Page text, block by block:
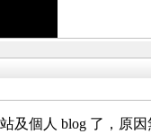
及個人 blog 了，原